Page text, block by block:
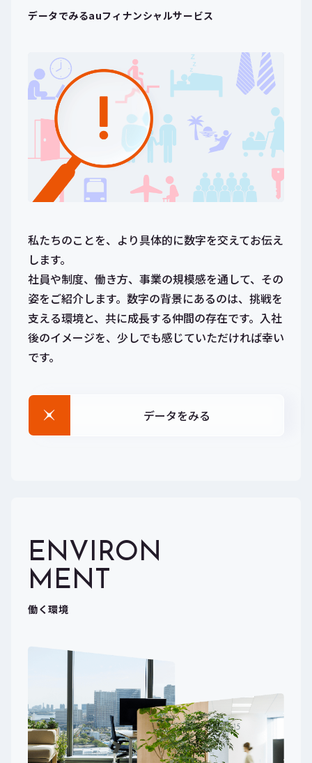
データでみるauフィナンシャルサービス
私たちのことを、より具体的に数字を交えてお伝え
します。
社員や制度、働き方、事業の規模感を通して、その
姿をご紹介します。数字の背景にあるのは、挑戦を
支える環境と、共に成長する仲間の存在です。入社
後のイメージを、少しでも感じていただければ幸い
です。
データをみる
ENVIRON
MENT
働く環境